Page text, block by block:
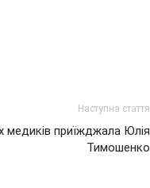
Наступна стаття
медиків приїжджала Юлія
Тимошенко